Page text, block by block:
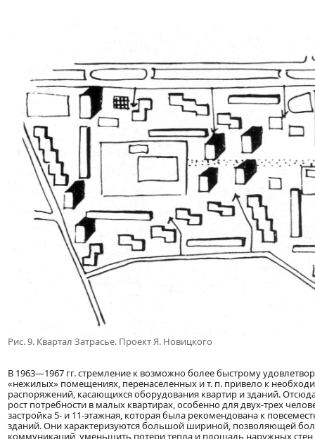
Рис. 9. Квартал Затрасье. Проект Я. Новицкого
В 1963—1967 гг. стремление к возможно более быстрому
«нежилых» помещениях, перенаселенных и т. п. привело к
распоряжений, касающихся оборудования квартир и зданий.
рост потребности в малых квартирах, особенно для двух-трех
застройка 5- и 11-этажная, которая была рекомендована к
зданий. Они характеризуются большой шириной, позволяющей